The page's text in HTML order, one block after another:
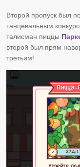
Второй пропуск был
танцевальным
талисман пиццы
второй был прям
третьим!